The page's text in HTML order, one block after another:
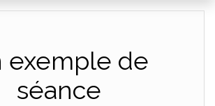
exemple de
séance